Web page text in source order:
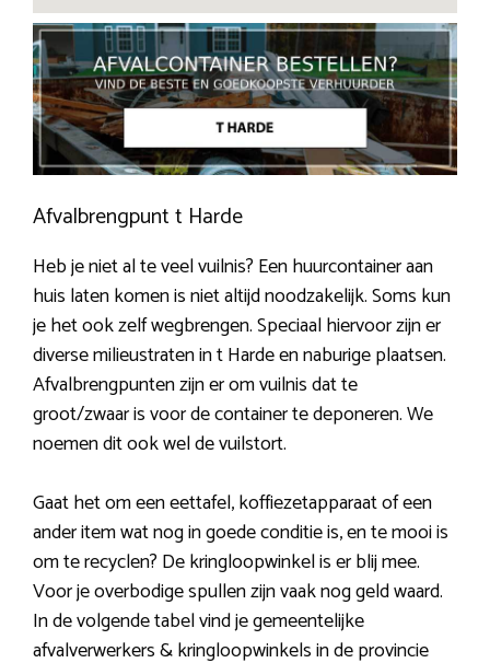
Afvalbrengpunt t Harde
Heb je niet al te veel vuilnis? Een huurcontainer aan
huis laten komen is niet altijd noodzakelijk. Soms kun
je het ook zelf wegbrengen. Speciaal hiervoor zijn er
diverse milieustraten in t Harde en naburige plaatsen.
Afvalbrengpunten zijn er om vuilnis dat te
groot/zwaar is voor de container te deponeren. We
noemen dit ook wel de vuilstort.
Gaat het om een eettafel, koffiezetapparaat of een
ander item wat nog in goede conditie is, en te mooi is
om te recyclen? De kringloopwinkel is er blij mee.
Voor je overbodige spullen zijn vaak nog geld waard.
In de volgende tabel vind je gemeentelijke
afvalverwerkers & kringloopwinkels in de provincie